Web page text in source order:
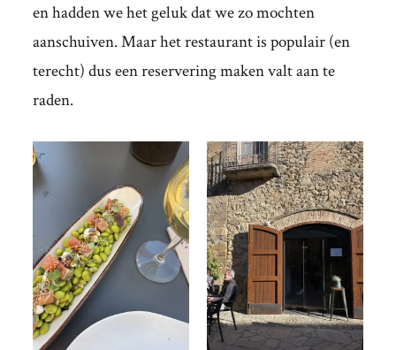
en hadden we het geluk dat we zo mochten
aanschuiven. Maar het restaurant is populair (en
terecht) dus een reservering maken valt aan te
raden.